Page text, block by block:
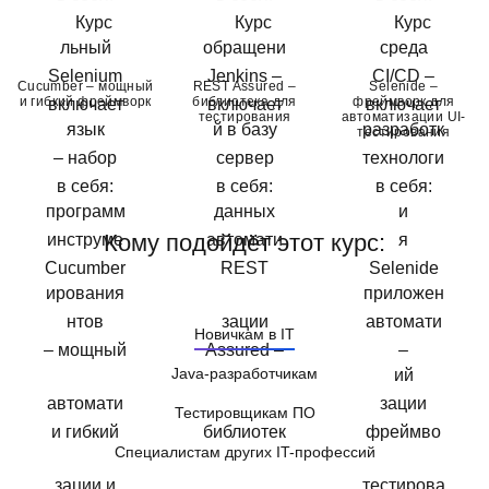
Cucumber – мощный
и гибкий фреймворк
REST Assured –
библиотека для
тестирования
Selenide –
фреймворк для
автоматизации UI-
тестирования
Кому подойдёт этот курс:
Новичкам в IT
Java-разработчикам
Тестировщикам ПО
Специалистам других IT-профессий